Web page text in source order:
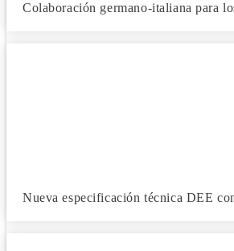
Colaboración germano-italiana para
Nueva especificación técnica DEE